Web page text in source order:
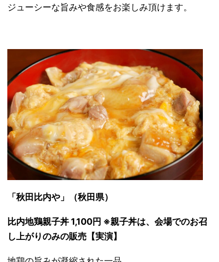
ジューシーな旨みや食感をお楽しみ頂けます。
「秋田比内や」（秋田県）
比内地鶏親子丼 1,100円 ※親子丼は、会場でのお召
し上がりのみの販売【実演】